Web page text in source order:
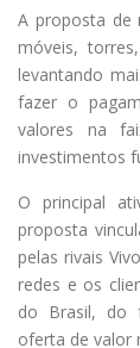
A proposta de
móveis,
levantando
fazer o
valores na
investimentos
O principal
proposta
pelas rivais
redes e os
do Brasil, do
oferta de valor